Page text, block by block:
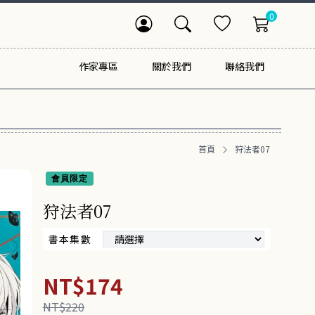
0
作家專區 關於我們 聯絡我們
首頁 狩法者07
會員限定
狩法者07
書本集數
NT$174
NT$220